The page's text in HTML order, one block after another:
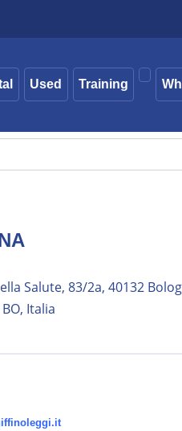
Used Training
Salute, 83/2a, 40132
Italia